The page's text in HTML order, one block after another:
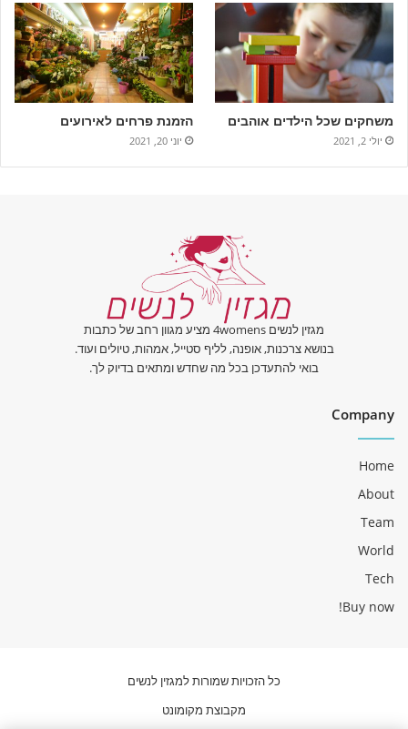
משחקים שכל הילדים אוהבים
יולי 2, 2021
הזמנת פרחים לאירועים
יוני 20, 2021
מגזין לנשים 4womens מציע מגוון רחב של כתבות
בנושא צרכנות, אופנה, לליף סטייל, אמהות, טיולים ועוד.
בואי להתעדכן בכל מה שחדש ומתאים בדיוק לך.
Company
Home
About
Team
World
Tech
Buy now!
כל הזכויות שמורות למגזין לנשים
מקבוצת מקומונט